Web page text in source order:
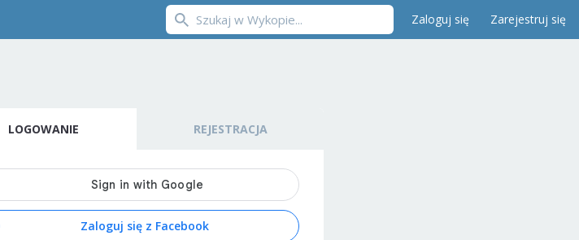
Zaloguj się Zarejestruj się
LOGOWANIE REJESTRACJA
Zaloguj się z Facebook